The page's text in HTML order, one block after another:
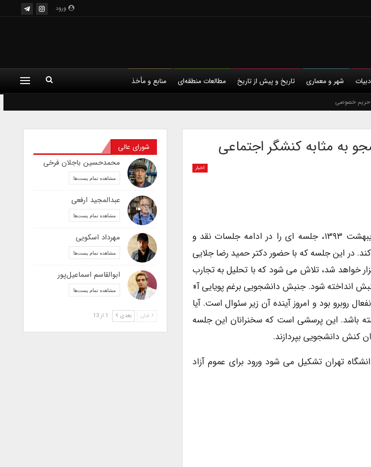
ورود
حریم خصوصی
شهر و معماری تاریخ و پیش از تاریخ مطالعات منطقه‌ای منابع و مأخذ
به مثابه کنشگر اجتماعی
اخبار
انجمن اسلامی دانشکده اقتصاد دانشگاه تهران، روز دوشنبه آینده ۱۵ اردیبهشت ۱۳۹۳، جلسه ای را در ادامه جلسات نقد و
در این جلسه که با حضور دکتر حمید رضا جلایی
خواهد شد، تلاش می شود که با تحلیل به تجارب
انداخته شود. جنبش دانشجویی برغم پویایی آ«
روبرو بود و امروز آینده آن زیر سئوال است. آیا
باشد. این پرسشی است که سخنرانان این جلسه
کنش دانشجویی بپردازند.
تهران تشکیل می شود ورود برای عموم آزاد
شورای عالی
محمدحسین باجلان فرخی
مشاهده تمام پست‌ها
عبدالمجید ارفعی
مشاهده تمام پست‌ها
مهرداد اسکویی
مشاهده تمام پست‌ها
ابوالقاسم اسماعیل‌پور
مشاهده تمام پست‌ها
قبلی بعدی 1 از 13